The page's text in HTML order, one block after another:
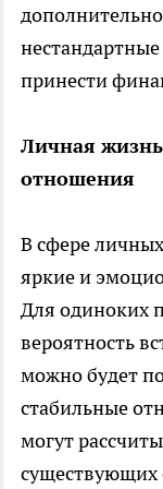
принести
Личная
отношения
В сфере
яркие и
Для одиноких
вероятность
можно будет
стабильные
могут
существующих